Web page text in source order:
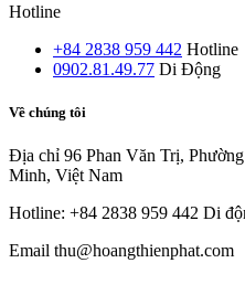
Hotline
+84 2838 959 442 Hotline
0902.81.49.77 Di Động
Về chúng tôi
Địa chỉ 96 Phan Văn Trị,
Minh, Việt Nam
Hotline: +84 2838 959 442 Di
Email thu@hoangthienphat.com